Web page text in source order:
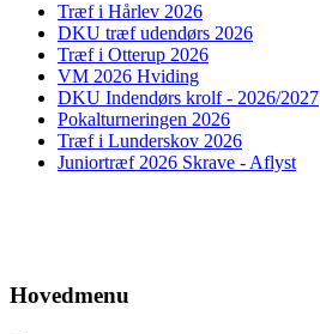
Træf i Hårlev 2026
DKU træf udendørs 2026
Træf i Otterup 2026
VM 2026 Hviding
DKU Indendørs krolf - 2026/2027
Pokalturneringen 2026
Træf i Lunderskov 2026
Juniortræf 2026 Skrave - Aflyst
Hovedmenu